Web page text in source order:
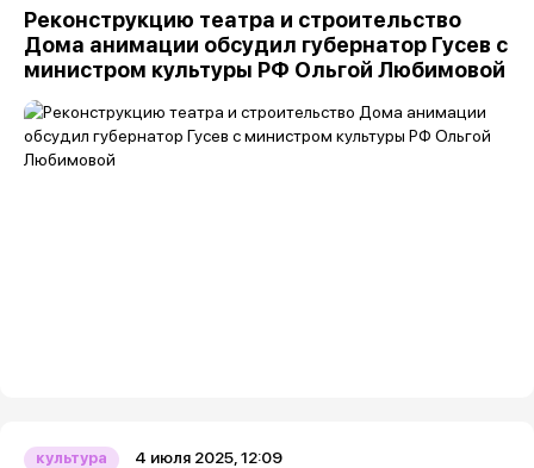
Реконструкцию театра и строительство
Дома анимации обсудил губернатор Гусев с
министром культуры РФ Ольгой Любимовой
культура 4 июля 2025, 12:09